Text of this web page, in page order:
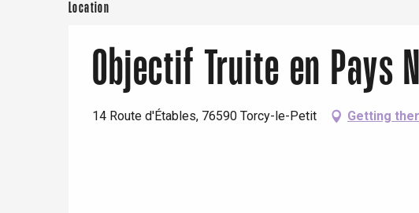
Rouen
Location
Objectif Truite en Pays
14 Route d'Étables, 76590 Torcy-le-Petit Getting